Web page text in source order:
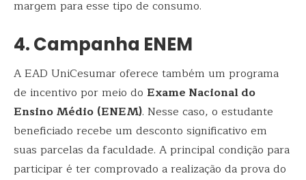
margem para esse tipo de consumo.
4. Campanha ENEM
A EAD UniCesumar oferece também um programa
de incentivo por meio do Exame Nacional do
Ensino Médio (ENEM). Nesse caso, o estudante
beneficiado recebe um desconto significativo em
suas parcelas da faculdade. A principal condição para
participar é ter comprovado a realização da prova do